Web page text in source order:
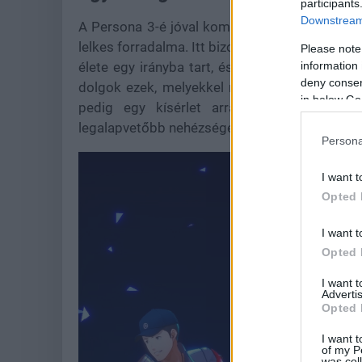
Please
information
deny
in below
I want
Opted
I want
Opted
I want
Opted
I want
of my
A Persona 3-é jóval komolyabb történet,
lelkes forradalma. Itt bizony kemény
élete egy irányba tart, és senki sem fogja
dolgok ezek, melyekkel mindnyájan
pedig egy kísérlet arra, hogy játékos
legalapvetőbb nehézségeivel.